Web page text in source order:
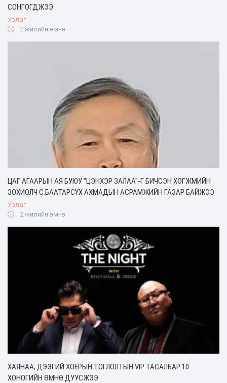
СОНГОГДЖЭЭ
Урлаг
2 жилийн өмнө
ЦАГ АГААРЫН АЯ БУЮУ "ЦЭНХЭР ЗАЛАА"-Г БИЧСЭН ХӨГЖМИЙН
ЗОХИОЛЧ С.БААТАРСҮХ АХМАДЫН АСРАМЖИЙН ГАЗАР БАЙЖЭЭ
Урлаг
2 жилийн өмнө
ХАЯНАА, ДЭЭГИЙ ХОЁРЫН ТОГЛОЛТЫН VIP ТАСАЛБАР 10
ХОНОГИЙН ӨМНӨ ДУУСЖЭЭ